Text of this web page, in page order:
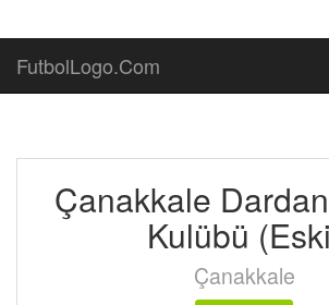
FutbolLogo.Com
Çanakkale
Kulübü
Çanakkale